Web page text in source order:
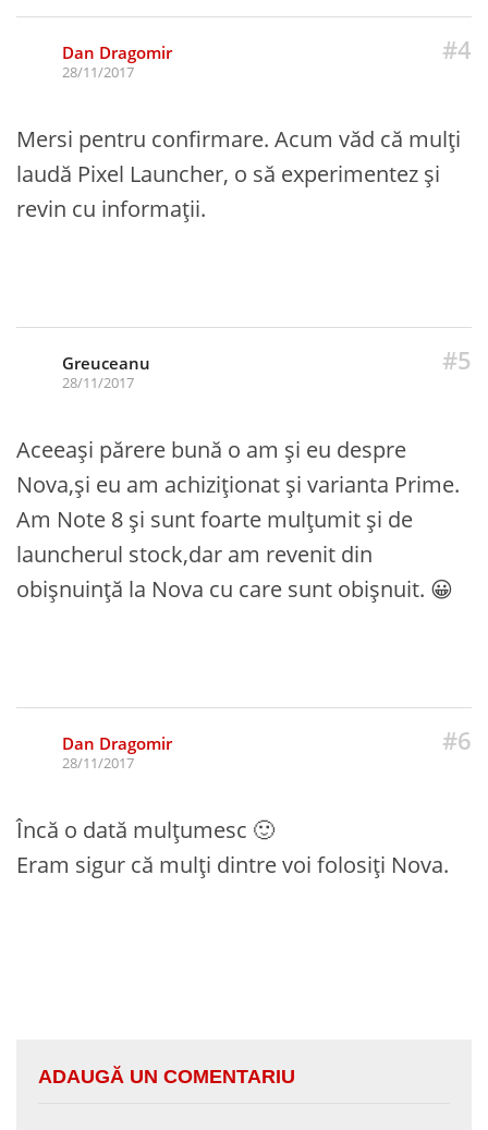
#4
Dan Dragomir
28/11/2017
Mersi pentru confirmare. Acum văd că mulți
laudă Pixel Launcher, o să experimentez și
revin cu informații.
#5
Greuceanu
28/11/2017
Aceeași părere bună o am și eu despre
Nova,și eu am achiziționat și varianta Prime.
Am Note 8 și sunt foarte mulțumit și de
launcherul stock,dar am revenit din
obișnuință la Nova cu care sunt obișnuit. 😀
#6
Dan Dragomir
28/11/2017
Încă o dată mulțumesc 🙂
Eram sigur că mulți dintre voi folosiți Nova.
ADAUGĂ UN COMENTARIU